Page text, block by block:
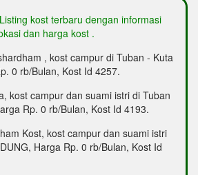
kost terbaru dengan informasi
dan harga kost .
, kost campur di Tuban - Kuta
0 rb/Bulan, Kost Id 4257.
kost campur dan suami istri di Tuban
Rp. 0 rb/Bulan, Kost Id 4193.
Kost, kost campur dan suami istri
Harga Rp. 0 rb/Bulan, Kost Id